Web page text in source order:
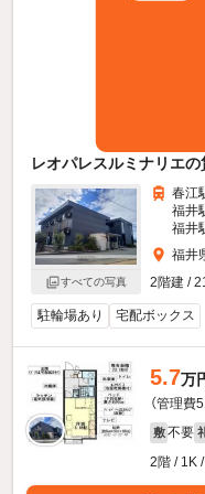
レオパレスルミナリエ
すべての写真
春江
福井
福井
福井
2階建 /
駐輪場あり 宅配ボックス
5.7万
（管理費
敷 不要
2階 / 1K